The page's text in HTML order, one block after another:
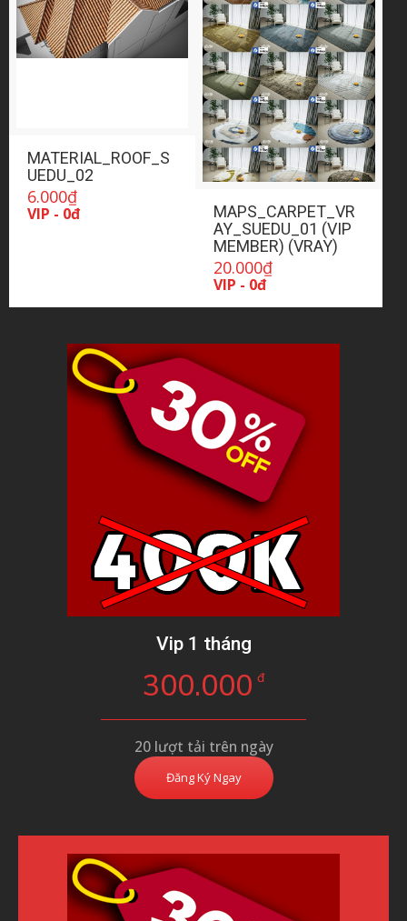
MATERIAL_ROOF_S
UEDU_02
6.000₫
VIP - 0đ
MAPS_CARPET_VR
AY_SUEDU_01 (VIP
MEMBER) (VRAY)
20.000₫
VIP - 0đ
Vip 1 tháng
300.000 đ
20 lượt tải trên ngày
Đăng Ký Ngay